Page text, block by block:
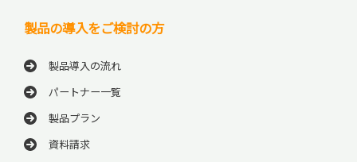
製品の導入をご検討の方
製品導入の流れ
パートナー一覧
製品プラン
資料請求